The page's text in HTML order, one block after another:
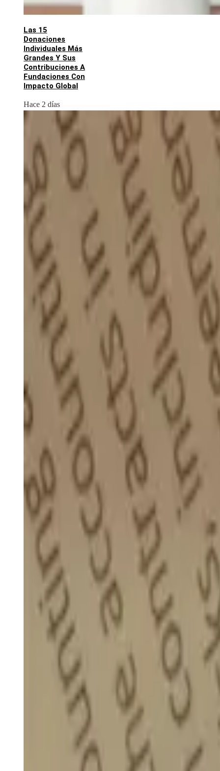
Las 15
Donaciones
Individuales Más
Grandes Y Sus
Contribuciones A
Fundaciones Con
Impacto Global
Hace 2 días